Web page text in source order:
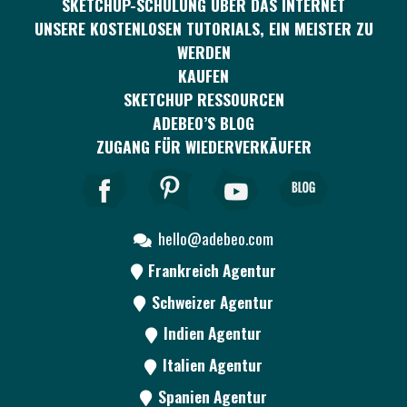
UNSERE KOSTENLOSEN TUTORIALS, EIN MEISTER ZU
WERDEN
KAUFEN
SKETCHUP RESSOURCEN
ADEBEO’S BLOG
ZUGANG FÜR WIEDERVERKÄUFER
hello@adebeo.com
Frankreich Agentur
Schweizer Agentur
Indien Agentur
Italien Agentur
Spanien Agentur